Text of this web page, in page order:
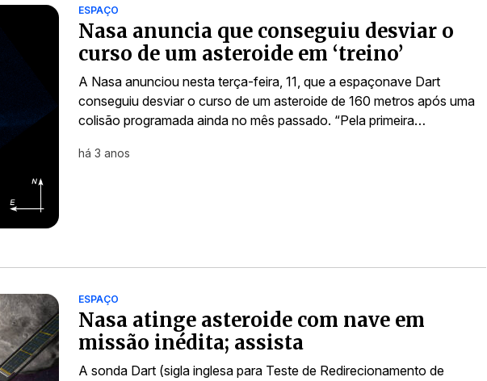
ESPAÇO
Nasa anuncia que conseguiu desviar o
curso de um asteroide em ‘treino’
A Nasa anunciou nesta terça-feira, 11, que a espaçonave Dart
conseguiu desviar o curso de um asteroide de 160 metros após uma
colisão programada ainda no mês passado. “Pela primeira…
há 3 anos
ESPAÇO
Nasa atinge asteroide com nave em
missão inédita; assista
A sonda Dart (sigla inglesa para Teste de Redirecionamento de